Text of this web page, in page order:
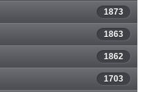
1873
1863
1862
1703